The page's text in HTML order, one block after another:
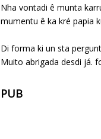
Nha vontadi ê munta
mumentu ê ka kré papia
Di forma ki un sta
Muito abrigada desdi já.
PUB